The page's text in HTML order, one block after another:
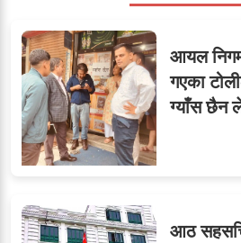
६सहसचिवमा प्रथम भएका
विजयकुमार शर्माको लोकसेवा
टिप्स
७
आयल
गएका
ग्याँस छैन
आठ